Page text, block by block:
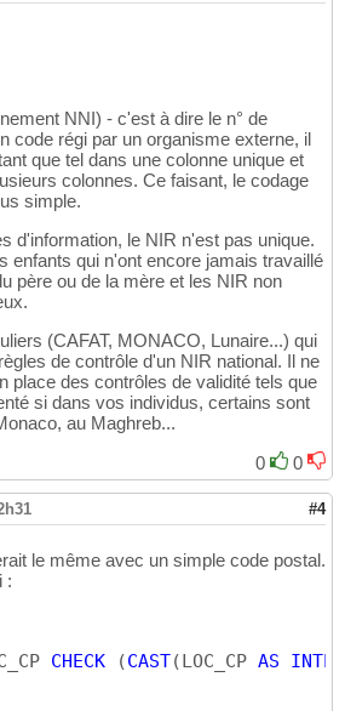
NNI) - c'est à dire le n° de
code régi par un organisme externe, il
que tel dans une colonne unique et
colonnes. Ce faisant, le codage
simple.
d'information, le NIR n'est pas unique.
enfants qui n'ont encore jamais travaillé
père ou de la mère et les NIR non
(CAFAT, MONACO, Lunaire...) qui
de contrôle d'un NIR national. Il ne
place des contrôles de validité tels que
si dans vos individus, certains sont
au Maghreb...
0
0
#4
le même avec un simple code postal.
:
CHECK (CAST( LOC_CP AS